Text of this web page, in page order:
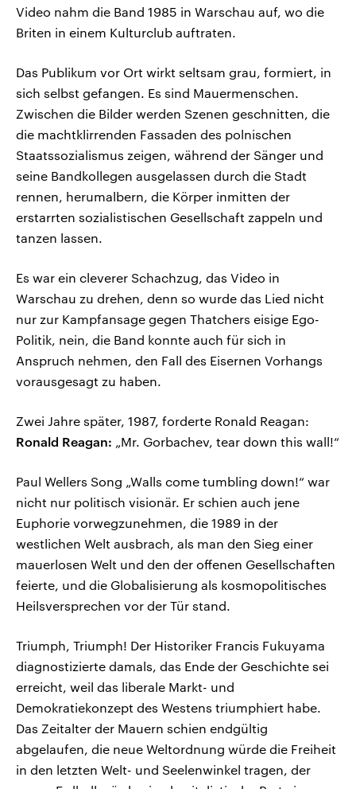
Video nahm die Band 1985 in Warschau auf, wo die
Briten in einem Kulturclub auftraten.
Das Publikum vor Ort wirkt seltsam grau, formiert, in
sich selbst gefangen. Es sind Mauermenschen.
Zwischen die Bilder werden Szenen geschnitten, die
die machtklirrenden Fassaden des polnischen
Staatssozialismus zeigen, während der Sänger und
seine Bandkollegen ausgelassen durch die Stadt
rennen, herumalbern, die Körper inmitten der
erstarrten sozialistischen Gesellschaft zappeln und
tanzen lassen.
Es war ein cleverer Schachzug, das Video in
Warschau zu drehen, denn so wurde das Lied nicht
nur zur Kampfansage gegen Thatchers eisige Ego-
Politik, nein, die Band konnte auch für sich in
Anspruch nehmen, den Fall des Eisernen Vorhangs
vorausgesagt zu haben.
Zwei Jahre später, 1987, forderte Ronald Reagan:
Ronald Reagan: „Mr. Gorbachev, tear down this wall!“
Paul Wellers Song „Walls come tumbling down!“ war
nicht nur politisch visionär. Er schien auch jene
Euphorie vorwegzunehmen, die 1989 in der
westlichen Welt ausbrach, als man den Sieg einer
mauerlosen Welt und den der offenen Gesellschaften
feierte, und die Globalisierung als kosmopolitisches
Heilsversprechen vor der Tür stand.
Triumph, Triumph! Der Historiker Francis Fukuyama
diagnostizierte damals, das Ende der Geschichte sei
erreicht, weil das liberale Markt- und
Demokratiekonzept des Westens triumphiert habe.
Das Zeitalter der Mauern schien endgültig
abgelaufen, die neue Weltordnung würde die Freiheit
in den letzten Welt- und Seelenwinkel tragen, der